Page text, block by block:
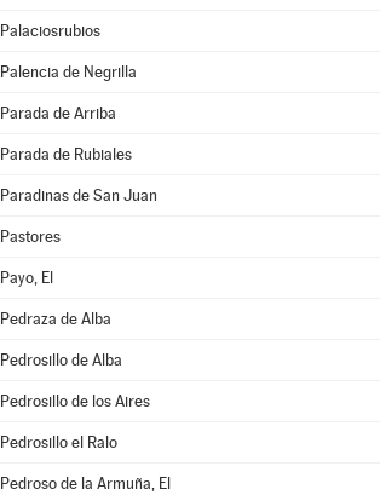
Palaciosrubios
Palencia de Negrilla
Parada de Arriba
Parada de Rubiales
Paradinas de San Juan
Pastores
Payo, El
Pedraza de Alba
Pedrosillo de Alba
Pedrosillo de los Aires
Pedrosillo el Ralo
Pedroso de la Armuña, El